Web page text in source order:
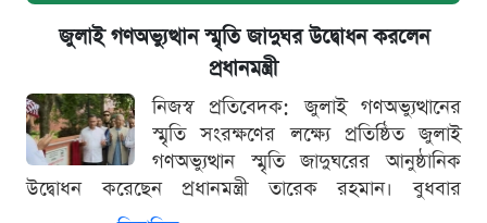
জুলাই গণঅভ্যুত্থান স্মৃতি জাদুঘর উদ্বোধন করলেন
প্রধানমন্ত্রী
নিজস্ব প্রতিবেদক: জুলাই গণঅভ্যুত্থানের
স্মৃতি সংরক্ষণের লক্ষ্যে প্রতিষ্ঠিত জুলাই
গণঅভ্যুত্থান স্মৃতি জাদুঘরের আনুষ্ঠানিক
উদ্বোধন করেছেন প্রধানমন্ত্রী তারেক রহমান। বুধবার